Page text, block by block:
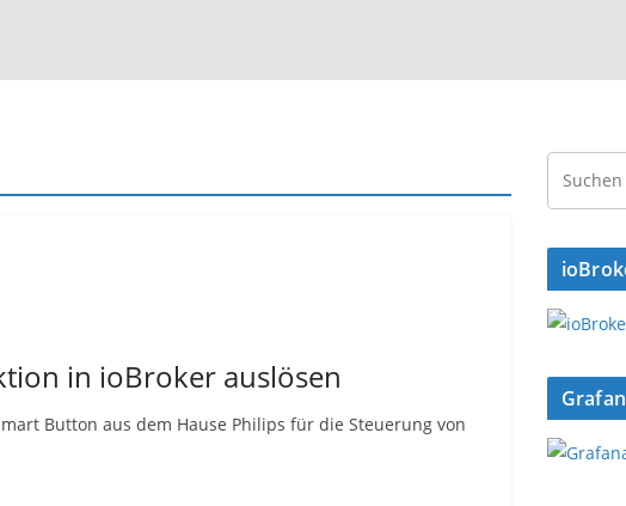
in ioBroker auslösen
Button aus dem Hause Philips für die Steuerung von